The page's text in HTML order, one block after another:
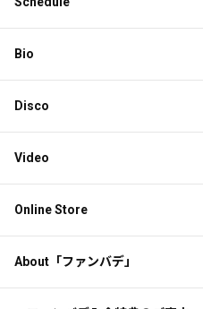
Bio
Disco
Video
Online Store
About「ファンバデ」